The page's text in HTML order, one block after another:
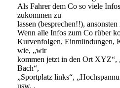
Als Fahrer dem Co so viele
zukommen zu
lassen (besprechen!!),
Wenn alle Infos zum Co rüber
Kurvenfolgen, Einmündungen,
wie, „wir
kommen jetzt in den Ort XYZ“,
Bach“,
„Sportplatz links“,
usw. ,